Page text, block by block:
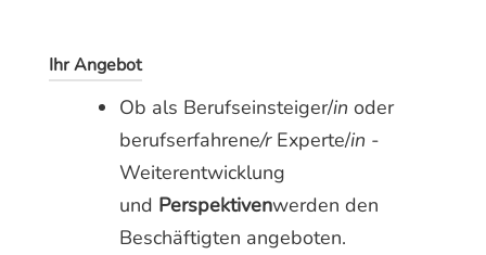
Ihr Angebot
Ob als Berufseinsteiger/in oder
berufserfahrene/rExperte/in -
Weiterentwicklung
und Perspektivenwerden den
Beschäftigten angeboten.